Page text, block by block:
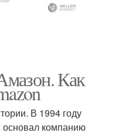
Как
В 1994 году
компанию